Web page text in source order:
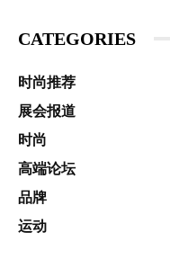
CATEGORIES
时尚推荐
展会报道
时尚
高端论坛
品牌
运动